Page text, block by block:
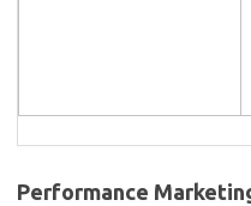
Performance